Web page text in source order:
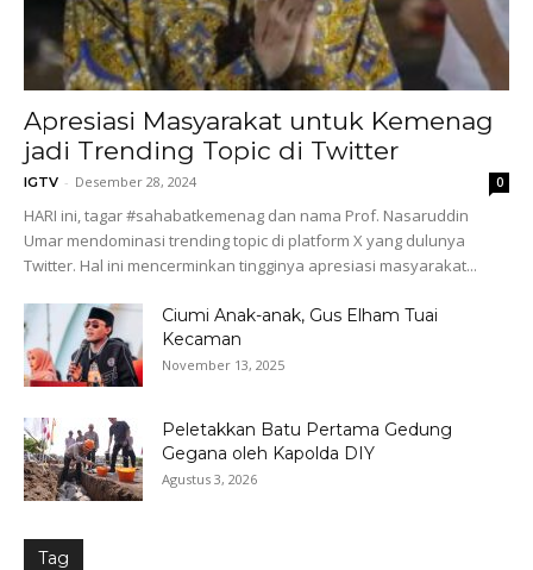
Apresiasi Masyarakat untuk Kemenag
jadi Trending Topic di Twitter
IGTV - Desember 28, 2024 0
HARI ini, tagar #sahabatkemenag dan nama Prof. Nasaruddin
Umar mendominasi trending topic di platform X yang dulunya
Twitter. Hal ini mencerminkan tingginya apresiasi masyarakat...
Ciumi Anak-anak, Gus Elham Tuai
Kecaman
November 13, 2025
Peletakkan Batu Pertama Gedung
Gegana oleh Kapolda DIY
Agustus 3, 2026
Tag